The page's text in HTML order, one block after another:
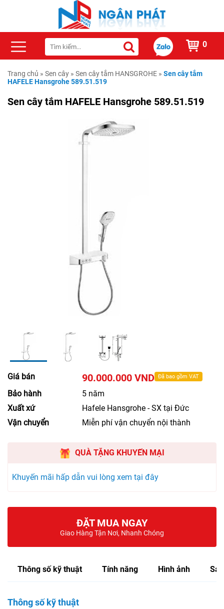
0
Trang chủ » Sen cây » Sen cây tắm HANSGROHE » Sen cây tắm
HAFELE Hansgrohe 589.51.519
Sen cây tắm HAFELE Hansgrohe 589.51.519
Giá bán 90.000.000 VND Đã bao gồm VAT
Bảo hành
5 năm
Xuất xứ
Hafele Hansgrohe - SX tại Đức
Vận chuyển
Miễn phí vận chuyển nội thành
QUÀ TẶNG KHUYẾN MẠI
Khuyến mãi hấp dẫn vui lòng xem tại đây
ĐẶT MUA NGAY
Giao Hàng Tận Nơi, Nhanh Chóng
Thông số kỹ thuật Tính năng Hình ảnh
Thông số kỹ thuật